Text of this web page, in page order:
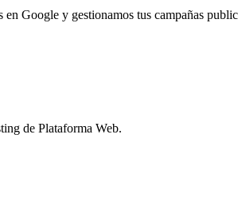
Google y gestionamos tus campañas
de Plataforma Web.